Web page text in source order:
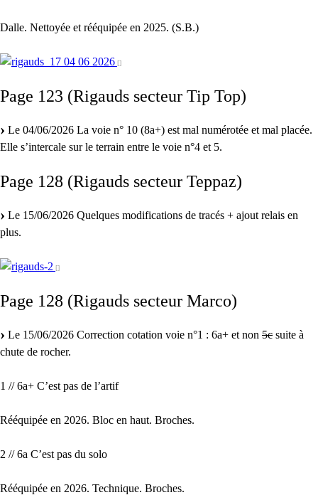
Dalle. Nettoyée et rééquipée en 2025. (S.B.)
Page 123 (Rigauds secteur Tip Top)
Le 04/06/2026 La voie n° 10 (8a+) est mal numérotée et mal placée.
Elle s’intercale sur le terrain entre le voie n°4 et 5.
Page 128 (Rigauds secteur Teppaz)
Le 15/06/2026 Quelques modifications de tracés + ajout relais en
plus.
Page 128 (Rigauds secteur Marco)
Le 15/06/2026 Correction cotation voie n°1 : 6a+ et non 5c suite à
chute de rocher.
1 // 6a+ C’est pas de l’artif
Rééquipée en 2026. Bloc en haut. Broches.
2 // 6a C’est pas du solo
Rééquipée en 2026. Technique. Broches.